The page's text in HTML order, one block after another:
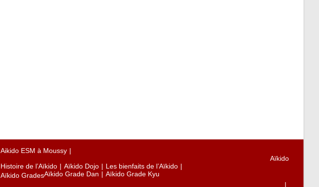
Aikido ESM à Moussy
Aïkido
Histoire de l’Aïkido
Aïkido Dojo
Les bienfaits de l’Aïkido
Aïkido GradesAïkido Grade Dan Aïkido Grade Kyu